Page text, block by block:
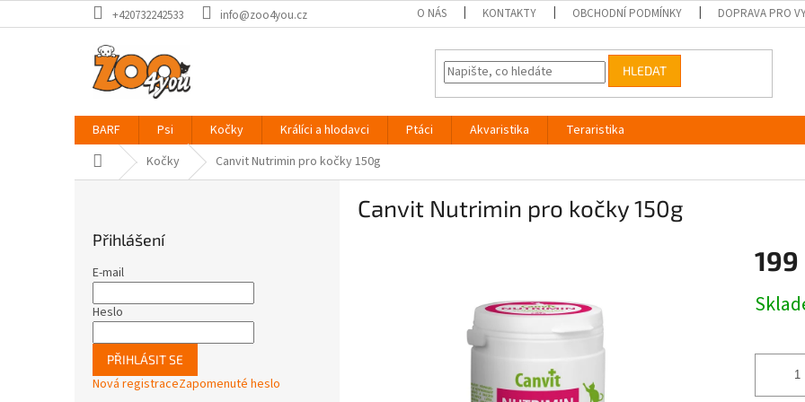
na
+420732242533 info@zoo4you.cz O NÁS KONTAKTY OBCHODNÍ PODMÍNKY DOPRAVA PRO
HLEDAT
BARF Psi Kočky Králíci a hlodavci Ptáci Akvaristika
Teraristika
Domů Kočky Canvit Nutrimin pro kočky 150g
Přihlášení
E-mail
Heslo
PŘIHLÁSIT SE
Nová registraceZapomenuté heslo
Canvit Nutrimin pro kočky 150g
199
cena: